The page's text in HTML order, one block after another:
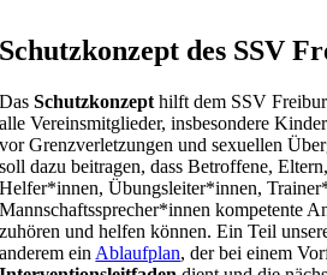
Schutzkonzept des SSV
DasSchutzkonzept hilft dem SSV
alle Vereinsmitglieder, insbesondere
vor Grenzverletzungen und sexuellen
soll dazu beitragen, dass Betroffene,
Helfer*innen, Übungsleiter*innen,
Mannschaftssprecher*innen kompetente
zuhören und helfen können. Ein Teil
anderem ein Ablaufplan, der bei einem